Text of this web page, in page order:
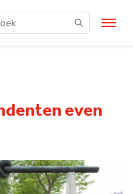
even